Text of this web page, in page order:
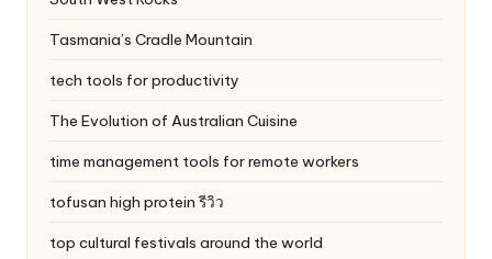
Tasmania’s Cradle Mountain
tech tools for productivity
The Evolution of Australian Cuisine
time management tools for remote workers
tofusan high protein รีวิว
top cultural festivals around the world